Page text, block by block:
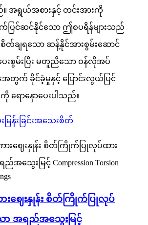
အရွယ်အစားနှင့် တင်းအားကို
ြင်ဆင်နိုင်သော ဤစပရိန်များသည်
ချရသော ဆန့်နိုင်အားစွမ်းဆောင်
းစွမ်းပြီး မတူညီသော ဝန်လိုအပ်
းအတွက် ခိုင်ခံ့မှုနှင့် ပြောင်းလွယ်ပြင်
ရောနှောပေးပါသည်။
ြန်းခြင်းအသေးစိတ်
ဈေးနှုန်း စိတ်ကြိုက်ပြုလုပ်
ာ အရည်အသွေးမြင့်